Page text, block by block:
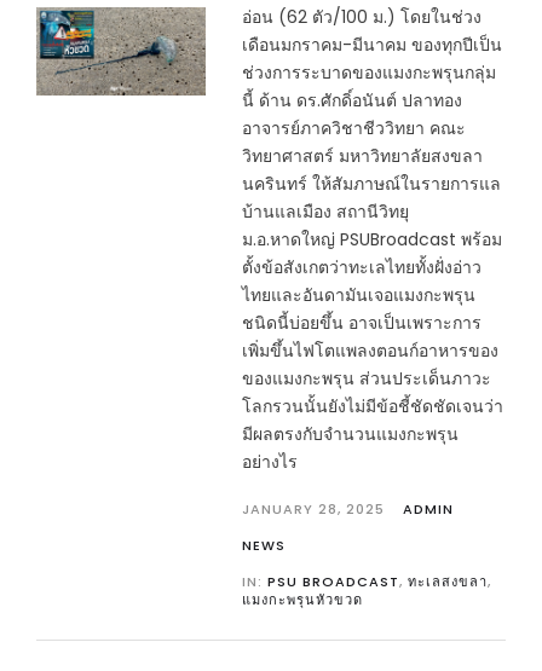
อ่อน (62 ตัว/100 ม.) โดยในช่วง
เดือนมกราคม-มีนาคม ของทุกปีเป็น
ช่วงการระบาดของแมงกะพรุนกลุ่ม
นี้ ด้าน ดร.ศักดิ์อนันต์ ปลาทอง
อาจารย์ภาควิชาชีววิทยา คณะ
วิทยาศาสตร์ มหาวิทยาลัยสงขลา
นครินทร์ ให้สัมภาษณ์ในรายการแล
บ้านแลเมือง สถานีวิทยุ
ม.อ.หาดใหญ่ PSUBroadcast พร้อม
ตั้งข้อสังเกตว่าทะเลไทยทั้งฝั่งอ่าว
ไทยและอันดามันเจอแมงกะพรุน
ชนิดนี้บ่อยขึ้น อาจเป็นเพราะการ
เพิ่มขึ้นไฟโตแพลงตอนก์อาหารของ
ของแมงกะพรุน ส่วนประเด็นภาวะ
โลกรวนนั้นยังไม่มีข้อชี้ชัดชัดเจนว่า
มีผลตรงกับจำนวนแมงกะพรุน
อย่างไร
JANUARY 28, 2025
ADMIN
NEWS
IN: PSU BROADCAST, ทะเลสงขลา,
แมงกะพรุนหัวขวด